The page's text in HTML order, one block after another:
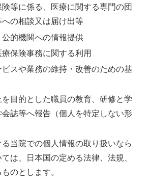
等に係る、医療に関する専門の団
の相談又は届け出等
的機関への情報提供
保険事務に関する利用
スや業務の維持・改善のための基
目的とした職員の教育、研修と学
誌等へ報告（個人を特定しない形
る当院での個人情報の取り扱いなら
は、日本国の定める法律、法規、
のとします。